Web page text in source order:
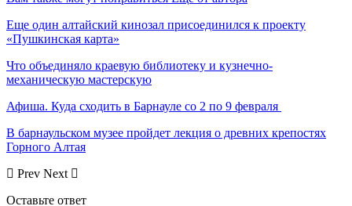
Еще один алтайский кинозал присоединился к проекту
«Пушкинская карта»
Что объединяло краевую библиотеку и кузнечно-
механическую мастерскую
Афиша. Куда сходить в Барнауле со 2 по 9 февраля
В барнаульском музее пройдет лекция о древних крепостях
Горного Алтая
Prev Next
Оставьте ответ